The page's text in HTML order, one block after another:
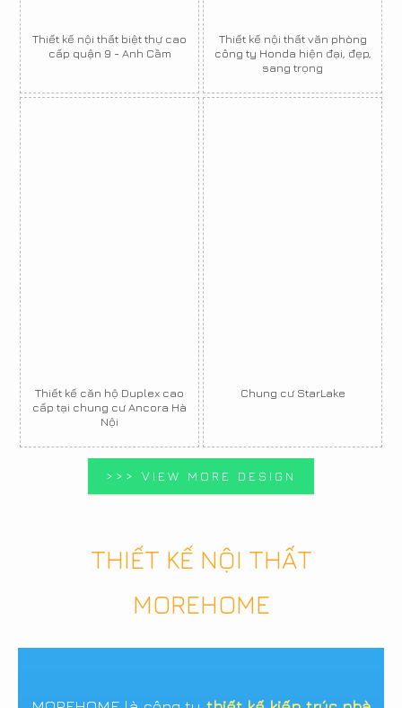
Thiết kế nội thất biệt thự cao
cấp quận 9 - Anh Cầm
Thiết kế nội thất văn phòng
công ty Honda hiện đại, đẹp,
sang trọng
Thiết kế căn hộ Duplex cao
cấp tại chung cư Ancora Hà
Nội
Chung cư StarLake
>>> VIEW MORE DESIGN
THIẾT KẾ NỘI THẤT
MOREHOME